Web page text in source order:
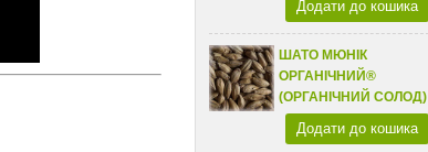
Додати до кошика
ШАТО МЮНІК
ОРГАНІЧНИЙ®
(ОРГАНІЧНИЙ СОЛОД)
Додати до кошика